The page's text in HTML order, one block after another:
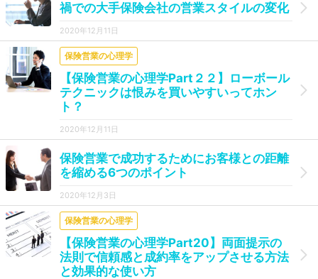
禍での大手保険会社の営業スタイルの変化
2020年12月11日
保険営業の心理学
【保険営業の心理学Part２２】ローボール
テクニックは恨みを買いやすいってホン
ト？
2020年12月11日
保険営業で成功するためにお客様との距離
を縮める6つのポイント
2020年12月3日
保険営業の心理学
【保険営業の心理学Part20】両面提示の
法則で信頼感と成約率をアップさせる方法
と効果的な使い方